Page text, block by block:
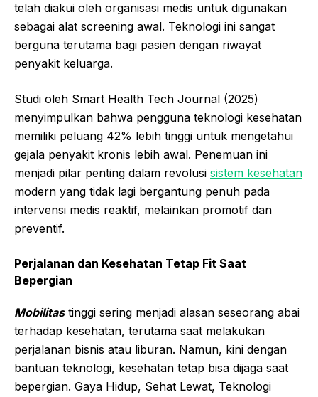
telah diakui oleh organisasi medis untuk digunakan
sebagai alat screening awal. Teknologi ini sangat
berguna terutama bagi pasien dengan riwayat
penyakit keluarga.
Studi oleh Smart Health Tech Journal (2025)
menyimpulkan bahwa pengguna teknologi kesehatan
memiliki peluang 42% lebih tinggi untuk mengetahui
gejala penyakit kronis lebih awal. Penemuan ini
menjadi pilar penting dalam revolusi sistem kesehatan
modern yang tidak lagi bergantung penuh pada
intervensi medis reaktif, melainkan promotif dan
preventif.
Perjalanan dan Kesehatan Tetap Fit Saat
Bepergian
Mobilitastinggi sering menjadi alasan seseorang abai
terhadap kesehatan, terutama saat melakukan
perjalanan bisnis atau liburan. Namun, kini dengan
bantuan teknologi, kesehatan tetap bisa dijaga saat
bepergian. Gaya Hidup, Sehat Lewat, Teknologi